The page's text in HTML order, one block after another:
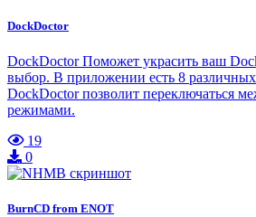
DockDoctor
DockDoctor Поможет украсить ваш
выбор. В приложении есть 8
DockDoctor позволит переключаться
режимами.
19
0
BurnCD from ENOT